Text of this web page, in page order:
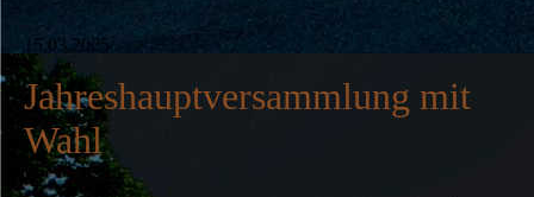
15.03.2025
Jahreshauptversammlung mit
Wahl